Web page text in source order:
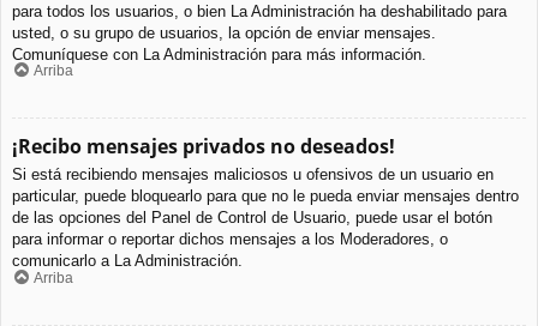
para todos los usuarios, o bien La Administración ha deshabilitado para
usted, o su grupo de usuarios, la opción de enviar mensajes.
Comuníquese con La Administración para más información.
Arriba
¡Recibo mensajes privados no deseados!
Si está recibiendo mensajes maliciosos u ofensivos de un usuario en
particular, puede bloquearlo para que no le pueda enviar mensajes dentro
de las opciones del Panel de Control de Usuario, puede usar el botón
para informar o reportar dichos mensajes a los Moderadores, o
comunicarlo a La Administración.
Arriba